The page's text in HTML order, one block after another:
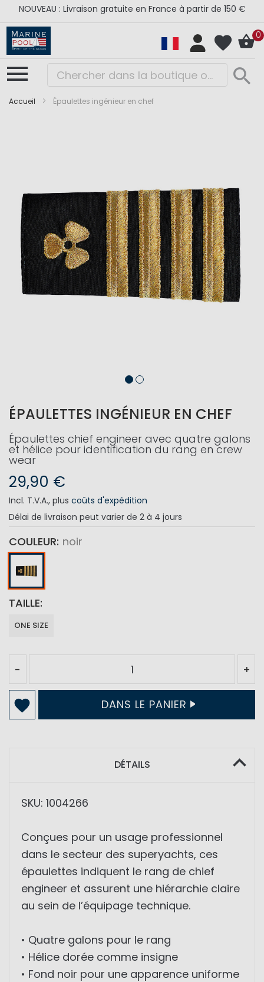
NOUVEAU : Livraison gratuite en France à partir de 150 €
0
Accueil Épaulettes ingénieur en chef
the
images
gallery
the
images
gallery
ÉPAULETTES INGÉNIEUR EN CHEF
Épaulettes chief engineer avec quatre galons
et hélice pour identification du rang en crew
wear
29,90 €
Incl. T.V.A., plus coûts d'expédition
Délai de livraison peut varier de 2 à 4 jours
COULEUR noir
TAILLE
ONE SIZE
- +
DANS LE PANIER
DÉTAILS
SKU: 1004266
Conçues pour un usage professionnel
dans le secteur des superyachts, ces
épaulettes indiquent le rang de chief
engineer et assurent une hiérarchie claire
au sein de l’équipage technique.
• Quatre galons pour le rang
• Hélice dorée comme insigne
• Fond noir pour une apparence uniforme